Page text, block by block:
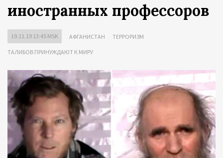
иностранных профессоров
19.11.19 13:45 MSK АФГАНИСТАН ТЕРРОРИЗМ
ТАЛИБОВ ПРИНУЖДАЮТ К МИРУ